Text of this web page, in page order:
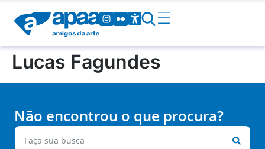
Lucas Fagundes
Não encontrou o que procura?